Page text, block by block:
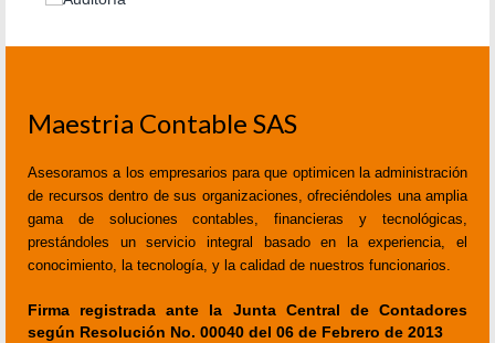
Maestria Contable SAS
Asesoramos a los empresarios para que optimicen la administración
de recursos dentro de sus organizaciones, ofreciéndoles una amplia
gama de soluciones contables, financieras y tecnológicas,
prestándoles un servicio integral basado en la experiencia, el
conocimiento, la tecnología, y la calidad de nuestros funcionarios.
Firma registrada ante la Junta Central de Contadores
según Resolución No. 00040 del 06 de Febrero de 2013